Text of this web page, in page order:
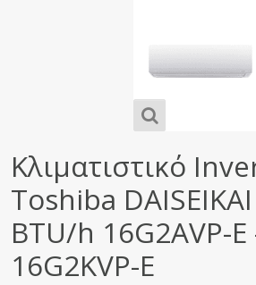
Κλιματιστικό
Toshiba
BTU/h 16G2AVP-E
16G2KVP-E